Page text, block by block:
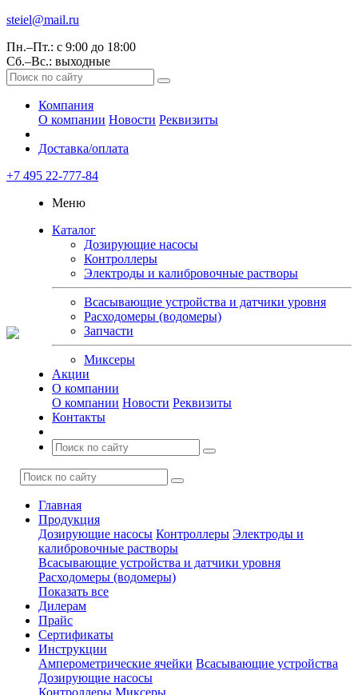
steiel@mail.ru
Пн.–Пт.: с 9:00 до 18:00
Сб.–Вс.: выходные
Компания
О компании Новости Реквизиты
Доставка/оплата
+7 495 22-777-84
Меню
Каталог
Дозирующие насосы
Контроллеры
Электроды и калибровочные растворы
Всасывающие устройства и датчики уровня
Расходомеры (водомеры)
Запчасти
Миксеры
Акции
О компании
О компании Новости Реквизиты
Контакты
Главная
Продукция
Дозирующие насосы Контроллеры Электроды и
калибровочные растворы
Всасывающие устройства и датчики уровня
Расходомеры (водомеры)
Показать все
Дилерам
Прайс
Сертификаты
Инструкции
Амперометрические ячейки Всасывающие устройства
Дозирующие насосы
Контроллеры Миксеры